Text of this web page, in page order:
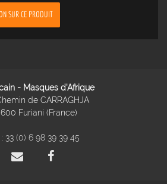
SUR CE PRODUIT
- Masques d'Afrique
de CARRAGHJA
Furiani (France)
33 (0) 6 98 39 39 45